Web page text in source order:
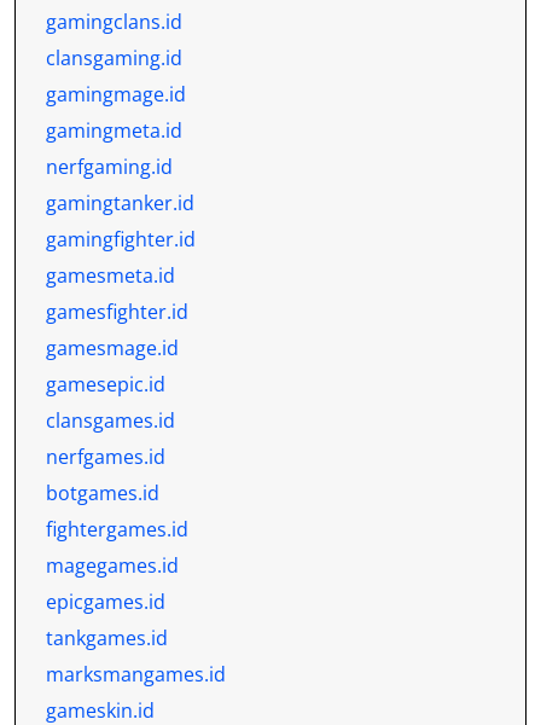
gamingclans.id
clansgaming.id
gamingmage.id
gamingmeta.id
nerfgaming.id
gamingtanker.id
gamingfighter.id
gamesmeta.id
gamesfighter.id
gamesmage.id
gamesepic.id
clansgames.id
nerfgames.id
botgames.id
fightergames.id
magegames.id
epicgames.id
tankgames.id
marksmangames.id
gameskin.id